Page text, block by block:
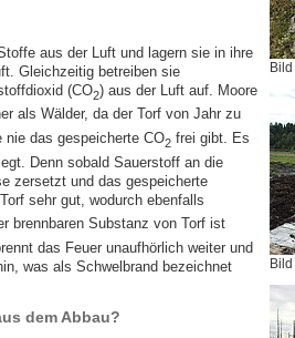
aus der Luft und lagern sie in ihre
Gleichzeitig betreiben sie
(CO2) aus der Luft auf. Moore
als Wälder, da der Torf von Jahr zu
nie das gespeicherte CO2frei gibt. Es
Denn sobald Sauerstoff an die
zersetzt und das gespeicherte
sehr gut, wodurch ebenfalls
brennbaren Substanz von Torf ist
das Feuer unaufhörlich weiter und
was als Schwelbrand bezeichnet
dem Abbau?